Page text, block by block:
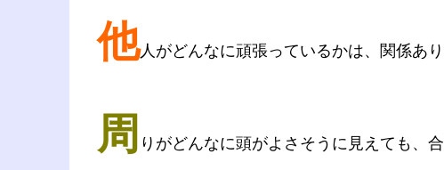
他人がどんなに頑張っているかは、関係あり
周 りがどんなに頭がよさそうに見えても、